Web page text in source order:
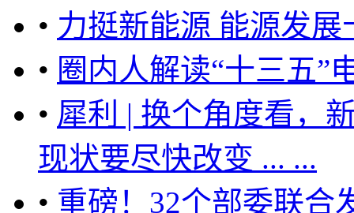
• 力挺新能源 能源发
• 圈内人解读“十三五”
• 犀利 | 换个角度看，
现状要尽快改变 ... ...
• 重磅！32个部委联合